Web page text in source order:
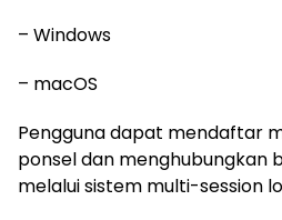
– Windows
– macOS
Pengguna dapat mendaftar
ponsel dan menghubungkan
melalui sistem multi-session